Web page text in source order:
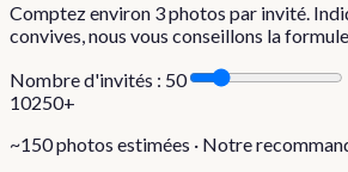
Comptez environ 3photos par invité.
convives, nous vous conseillons la
Nombre d'invités : 50
10250+
~150photos estimées · Notre